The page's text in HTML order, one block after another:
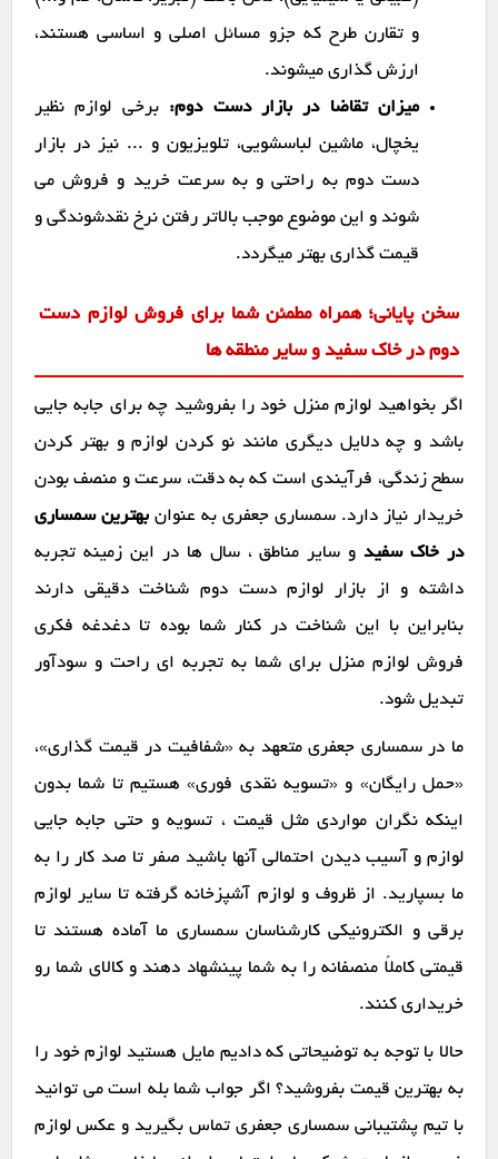
و تقارن طرح که جزو مسائل اصلی و اساسی هستند،
ارزش گذاری میشوند.
میزان تقاضا در بازار دست دوم: برخی لوازم نظیر
یخچال، ماشین لباسشویی، تلویزیون و ... نیز در بازار
دست دوم به راحتی و به سرعت خرید و فروش می
شوند و این موضوع موجب بالاتر رفتن نرخ نقدشوندگی و
قیمت گذاری بهتر میگردد.
سخن پایانی؛ همراه مطمئن شما برای فروش لوازم دست
دوم در خاک سفید و سایر منطقه ها
اگر بخواهید لوازم منزل خود را بفروشید چه برای جابه جایی
باشد و چه دلایل دیگری مانند نو کردن لوازم و بهتر کردن
سطح زندگی، فرآیندی است که به دقت، سرعت و منصف بودن
خریدار نیاز دارد. سمساری جعفری به عنوان بهترین سمساری
در خاک سفیدو سایر مناطق ، سال ها در این زمینه تجربه
داشته و از بازار لوازم دست دوم شناخت دقیقی دارند
بنابراین با این شناخت در کنار شما بوده تا دغدغه فکری
فروش لوازم منزل برای شما به تجربه ای راحت و سودآور
تبدیل شود.
ما در سمساری جعفری متعهد به «شفافیت در قیمت گذاری»،
«حمل رایگان» و «تسویه نقدی فوری» هستیم تا شما بدون
اینکه نگران مواردی مثل قیمت ، تسویه و حتی جابه جایی
لوازم و آسیب دیدن احتمالی آنها باشید صفر تا صد کار را به
ما بسپارید. از ظروف و لوازم آشپزخانه گرفته تا سایر لوازم
برقی و الکترونیکی کارشناسان سمساری ما آماده هستند تا
قیمتی کاملاً منصفانه را به شما پینشهاد دهند و کالای شما رو
خریداری کنند.
حالا با توجه به توضیحاتی که دادیم مایل هستید لوازم خود را
به بهترین قیمت بفروشید؟ اگر جواب شما بله است می توانید
با تیم پشتیبانی سمساری جعفری تماس بگیرید و عکس لوازم